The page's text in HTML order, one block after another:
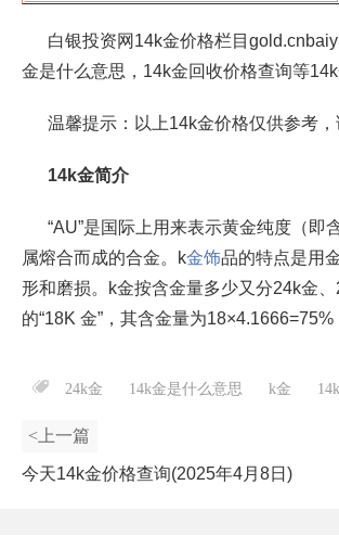
白银投资网14k金价格栏目
金是什么意思，14k金回收价格查询等14k
温馨提示：以上14k金价格仅供参考
14k金简介
“AU”是国际上用来表示黄金纯度（
属熔合而成的合金。k金饰品的特点是用
形和磨损。k金按含金量多少又分24k金
的“18K 金”，其含金量为
24k金 14k金是什么意思 k金
<上一篇
今天14k金价格查询(2025年4月8日)